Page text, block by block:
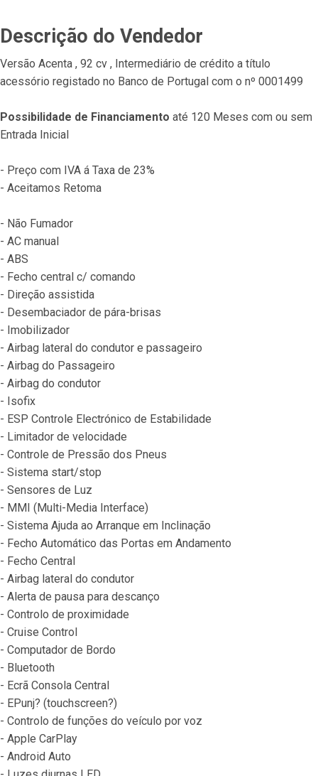
Descrição do Vendedor
Versão Acenta , 92 cv , Intermediário de crédito a título
acessório registado no Banco de Portugal com o nº 0001499
Possibilidade de Financiamento até 120 Meses com ou sem
Entrada Inicial
- Preço com IVA á Taxa de 23%
- Aceitamos Retoma
- Não Fumador
- AC manual
- ABS
- Fecho central c/ comando
- Direção assistida
- Desembaciador de pára-brisas
- Imobilizador
- Airbag lateral do condutor e passageiro
- Airbag do Passageiro
- Airbag do condutor
- Isofix
- ESP Controle Electrónico de Estabilidade
- Limitador de velocidade
- Controle de Pressão dos Pneus
- Sistema start/stop
- Sensores de Luz
- MMI (Multi-Media Interface)
- Sistema Ajuda ao Arranque em Inclinação
- Fecho Automático das Portas em Andamento
- Fecho Central
- Airbag lateral do condutor
- Alerta de pausa para descanço
- Controlo de proximidade
- Cruise Control
- Computador de Bordo
- Bluetooth
- Ecrã Consola Central
- EPunj? (touchscreen?)
- Controlo de funções do veículo por voz
- Apple CarPlay
- Android Auto